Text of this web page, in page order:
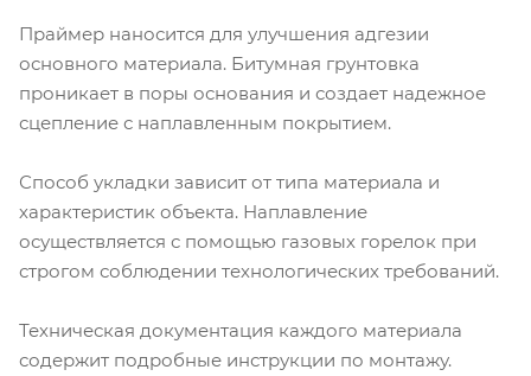
Праймер наносится для улучшения адгезии
основного материала. Битумная грунтовка
проникает в поры основания и создает надежное
сцепление с наплавленным покрытием.
Способ укладки зависит от типа материала и
характеристик объекта. Наплавление
осуществляется с помощью газовых горелок при
строгом соблюдении технологических требований.
Техническая документация каждого материала
содержит подробные инструкции по монтажу.